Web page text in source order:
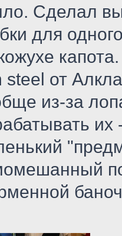
Сделал
для
steel от
из-за